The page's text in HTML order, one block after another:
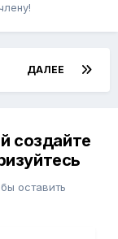
ДАЛЕЕ
создайте
оставить